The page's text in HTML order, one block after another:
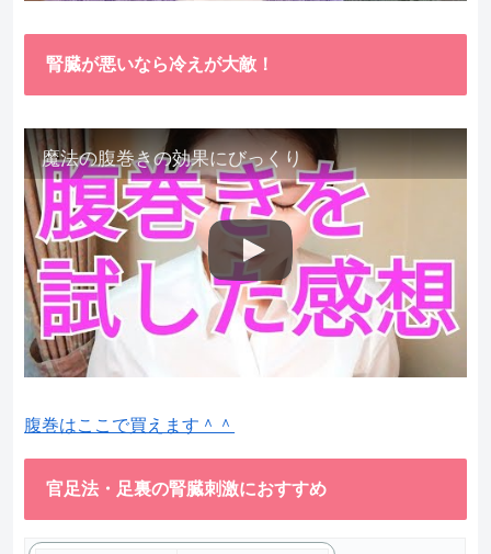
腎臓が悪いなら冷えが大敵！
魔法の腹巻きの効果にびっくり
腹巻はここで買えます＾＾
官足法・足裏の腎臓刺激におすすめ